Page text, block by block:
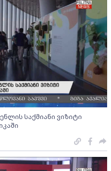
საქმიანი ვიზიტი